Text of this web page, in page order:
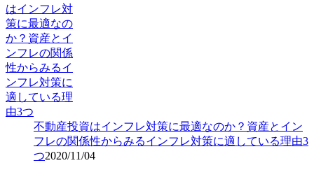
不動産投資はインフレ対策に最適なのか？資産とイン
フレの関係性からみるインフレ対策に適している理由3
つ2020/11/04